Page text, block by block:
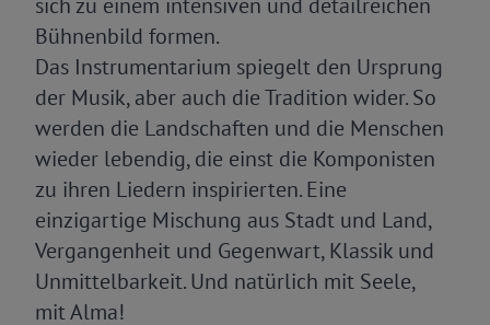
Bühnenbild formen.
Das Instrumentarium spiegelt den Ursprung
der Musik, aber auch die Tradition wider. So
werden die Landschaften und die Menschen
wieder lebendig, die einst die Komponisten
zu ihren Liedern inspirierten. Eine
einzigartige Mischung aus Stadt und Land,
Vergangenheit und Gegenwart, Klassik und
Unmittelbarkeit. Und natürlich mit Seele,
mit Alma!